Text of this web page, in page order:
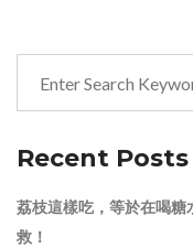
Recent Posts
荔枝這樣吃，等於在喝
救！